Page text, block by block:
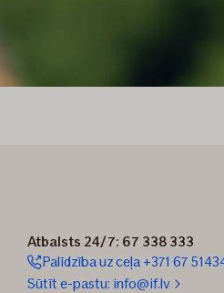
Atbalsts 24/7: 67 338 333
Palīdzība uz ceļa +371 67
Sūtīt e-pastu: info@if.lv